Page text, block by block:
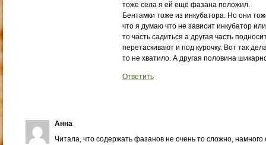
тоже села я ей ещё фазана положил.
Бентамки тоже из инкубатора. Но они
что я думаю что не зависит инкубатор
то часть садиться а другая часть
перетаскивают и под курочку. Вот так
то не хватило. А другая половина
Ответить
Анна
Читала, что содержать фазанов не очень то сложно,